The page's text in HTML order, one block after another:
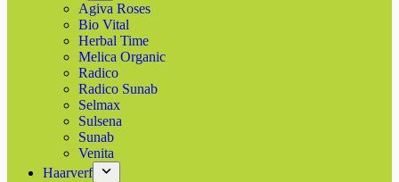
Agiva Roses
Bio Vital
Herbal Time
Melica Organic
Radico
Radico Sunab
Selmax
Sulsena
Sunab
Venita
Haarverf